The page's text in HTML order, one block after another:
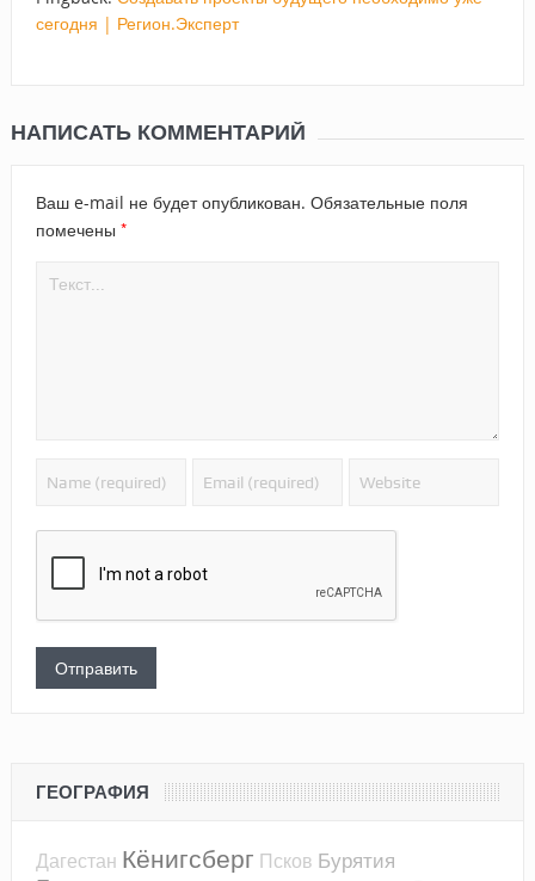
сегодня | Регион.Эксперт
НАПИСАТЬ КОММЕНТАРИЙ
Ваш e-mail не будет опубликован. Обязательные поля
помечены *
ГЕОГРАФИЯ
Дагестан Кёнигсберг Псков Бурятия